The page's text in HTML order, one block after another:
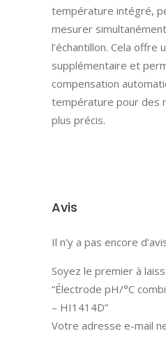
température intégré,
mesurer
l’échantillon. Cela offre
supplémentaire et
compensation
température pour des
plus précis.
Avis
Il n’y a pas encore
Soyez le premier à
“Électrode pH/°C
– HI1414D”
Votre adresse e-mail